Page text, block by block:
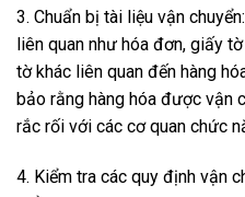
3. Chuẩn bị tài liệu vận
liên quan như hóa đơn, giấy
tờ khác liên quan đến hàng
bảo rằng hàng hóa được vận
rắc rối với các cơ quan chức
4. Kiểm tra các quy định vận